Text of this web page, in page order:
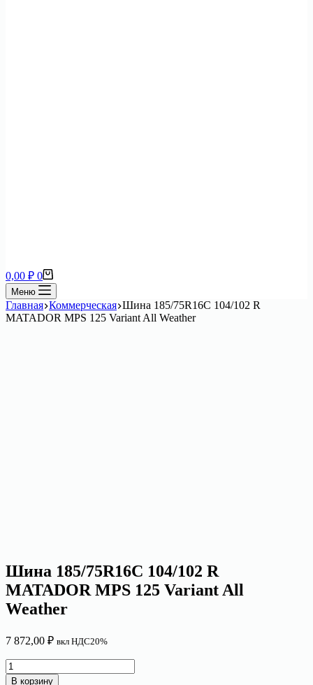
Корзина
0,00 ₽ 0
Меню
Главная Коммерческая Шина 185/75R16C 104/102 R
MATADOR MPS 125 Variant All Weather
Шина 185/75R16C 104/102 R
MATADOR MPS 125 Variant All
Weather
7 872,00 ₽ вкл НДС20%
Количество
товара
В корзину